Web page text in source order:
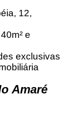
12,
e
exclusivas
Amaré